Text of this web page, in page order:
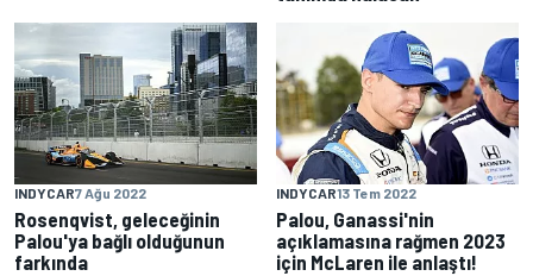
INDYCAR7 Ağu 2022
Rosenqvist, geleceğinin
Palou'ya bağlı olduğunun
farkında
INDYCAR13 Tem 2022
Palou, Ganassi'nin
açıklamasına rağmen 2023
için McLaren ile anlaştı!